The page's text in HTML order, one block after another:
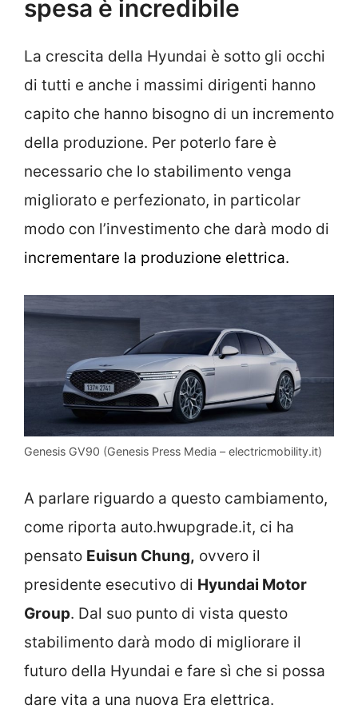
spesa è incredibile
La crescita della Hyundai è sotto gli occhi
di tutti e anche i massimi dirigenti hanno
capito che hanno bisogno di un incremento
della produzione. Per poterlo fare è
necessario che lo stabilimento venga
migliorato e perfezionato, in particolar
modo con l’investimento che darà modo di
incrementare la produzione elettrica.
Genesis GV90 (Genesis Press Media – electricmobility.it)
A parlare riguardo a questo cambiamento,
come riporta auto.hwupgrade.it, ci ha
pensato Euisun Chung, ovvero il
presidente esecutivo di Hyundai Motor
Group. Dal suo punto di vista questo
stabilimento darà modo di migliorare il
futuro della Hyundai e fare sì che si possa
dare vita a una nuova Era elettrica.